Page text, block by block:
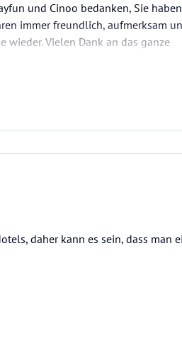
und Cinoo bedanken, Sie
immer freundlich, aufmerksam
wieder. Vielen Dank an das ganze
daher kann es sein, dass man